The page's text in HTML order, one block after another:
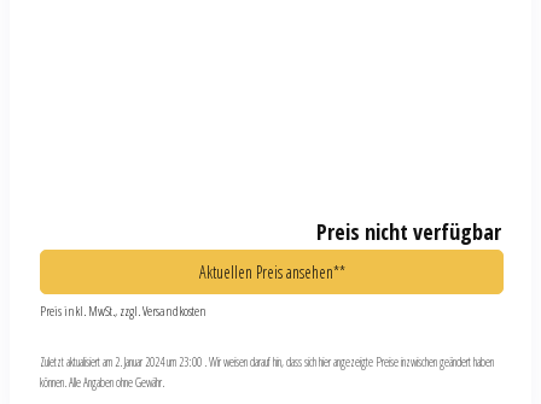
Preis nicht verfügbar
Aktuellen Preis ansehen**
Preis inkl. MwSt., zzgl. Versandkosten
Zuletzt aktualisiert am 2. Januar 2024 um 23:00 . Wir weisen darauf hin, dass sich hier angezeigte Preise inzwischen geändert haben
können. Alle Angaben ohne Gewähr.